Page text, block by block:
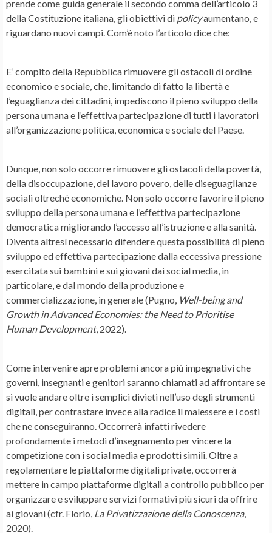
prende come guida generale il secondo comma dell’articolo 3
della Costituzione italiana, gli obiettivi di policyaumentano, e
riguardano nuovi campi. Com’è noto l’articolo dice che:
E’ compito della Repubblica rimuovere gli ostacoli di ordine
economico e sociale, che, limitando di fatto la libertà e
l’eguaglianza dei cittadini, impediscono il pieno sviluppo della
persona umana e l’effettiva partecipazione di tutti i lavoratori
all’organizzazione politica, economica e sociale del Paese.
Dunque, non solo occorre rimuovere gli ostacoli della povertà,
della disoccupazione, del lavoro povero, delle diseguaglianze
sociali oltreché economiche. Non solo occorre favorire il pieno
sviluppo della persona umana e l’effettiva partecipazione
democratica migliorando l’accesso all’istruzione e alla sanità.
Diventa altresì necessario difendere questa possibilità di pieno
sviluppo ed effettiva partecipazione dalla eccessiva pressione
esercitata sui bambini e sui giovani dai social media, in
particolare, e dal mondo della produzione e
commercializzazione, in generale (Pugno, Well-being and
Growth in Advanced Economies: the Need to Prioritise
Human Development, 2022).
Come intervenire apre problemi ancora più impegnativi che
governi, insegnanti e genitori saranno chiamati ad affrontare se
si vuole andare oltre i semplici divieti nell’uso degli strumenti
digitali, per contrastare invece alla radice il malessere e i costi
che ne conseguiranno. Occorrerà infatti rivedere
profondamente i metodi d’insegnamento per vincere la
competizione con i social media e prodotti simili. Oltre a
regolamentare le piattaforme digitali private, occorrerà
mettere in campo piattaforme digitali a controllo pubblico per
organizzare e sviluppare servizi formativi più sicuri da offrire
ai giovani (cfr. Florio, La Privatizzazione della Conoscenza,
2020).